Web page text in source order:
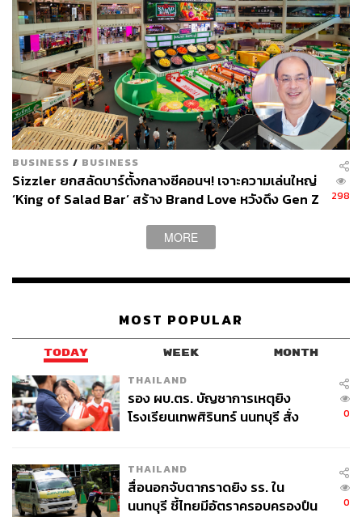
เอามาใช้ แล้วตอนนั้นมหาสารก็ใช้เนื้อไทยด้วย แถมเป็นเนื้อ
Secondary แต่ทำได้อร่อยแบบที่ลืมไม่ลง”
ถ้าใครจองได้ เมนูที่โบว์แนะนำว่าต้องสั่งก็คือ เนื้อใบพาย
Flat Iron, ลิ้นย่าง, ไข่ดอง, ซี่โครงหมูทอด
Mahasan (เปิดจองเป็นรอบ) ราคาเริ่มต้น 1,000-3,000 บาท
เปิดวันอังคาร-อาทิตย์ เวลา 16.30-21.30 น. แผนที่:https://ma
ps.app.goo.gl/axdNdZDnzbRKh8LG6
BUSINESS / BUSINESS
Sizzler ยกสลัดบาร์ตั้งกลางซีคอนฯ! เจาะความเล่นใหญ่
‘King of Salad Bar’ สร้าง Brand Love หวังดึง Gen Z
298
MORE
MOST POPULAR
TODAY WEEK MONTH
THAILAND
รอง ผบ.ตร. บัญชาการเหตุยิง
โรงเรียนเทพศิรินทร์ นนทบุรี สั่ง
0
THAILAND
สื่อนอกจับตากราดยิง รร. ใน
นนทบุรี ชี้ไทยมีอัตราครอบครองปืน
0